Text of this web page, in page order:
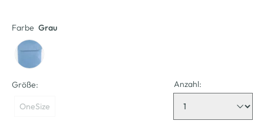
Farbe Grau
Größe:
OneSize
Anzahl: